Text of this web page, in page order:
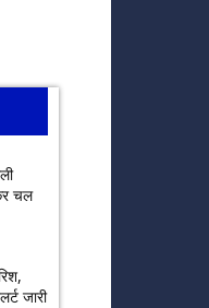
चल
जारी